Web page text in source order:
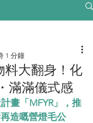
料大翻身！化
滿滿儀式感
1 分鐘
畫「MFYR」，推
造嘅營燈毛公